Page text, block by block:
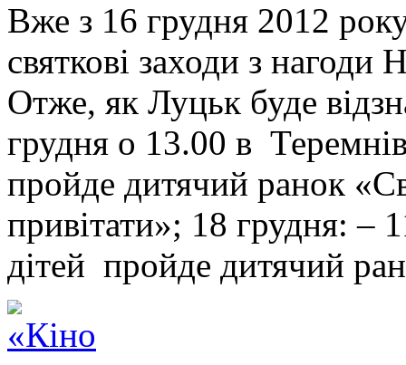
Вже з 16 грудня 2012
святкові заходи з нагоди
Отже, як Луцьк буде
грудня о 13.00 в
пройде дитячий ранок
привітати»; 18 грудня: –
дітей пройде дитячий